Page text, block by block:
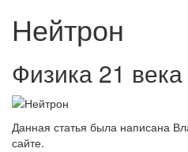
Нейтрон
Физика 21 века
Данная статья была написана
сайте.